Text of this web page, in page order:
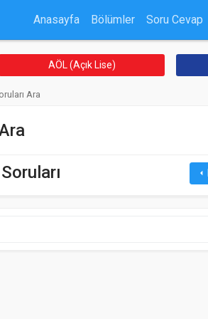
Anasayfa Bölümler Soru Cevap
AÖL (Açık Lise)
Ara
arrow_left